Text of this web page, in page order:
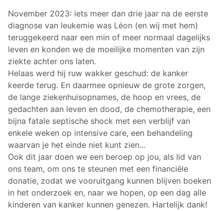
November 2023: iets meer dan drie jaar na de eerste
diagnose van leukemie was Léon (en wij met hem)
teruggekeerd naar een min of meer normaal dagelijks
leven en konden we de moeilijke momenten van zijn
ziekte achter ons laten.
Helaas werd hij ruw wakker geschud: de kanker
keerde terug. En daarmee opnieuw de grote zorgen,
de lange ziekenhuisopnames, de hoop en vrees, de
gedachten aan leven en dood, de chemotherapie, een
bijna fatale septische shock met een verblijf van
enkele weken op intensive care, een behandeling
waarvan je het einde niet kunt zien...
Ook dit jaar doen we een beroep op jou, als lid van
ons team, om ons te steunen met een financiële
donatie, zodat we vooruitgang kunnen blijven boeken
in het onderzoek en, naar we hopen, op een dag alle
kinderen van kanker kunnen genezen. Hartelijk dank!